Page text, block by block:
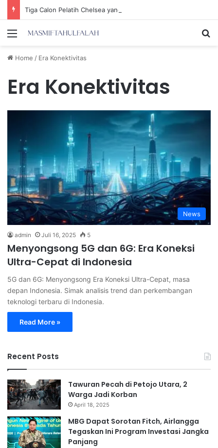
Menu
Home / Era Konektivitas
Era Konektivitas
News
admin Juli 16, 2025 5
Menyongsong 5G dan 6G: Era Koneksi
Ultra-Cepat di Indonesia
5G dan 6G: Menyongsong Era Koneksi Ultra-Cepat, masa
depan Indonesia. Simak analisis trend dan perkembangan
teknologi terbaru di Indonesia.
Read More »
Recent Posts
Tawuran Pecah di Petojo Utara, 2
Warga Jadi Korban
April 18, 2025
MBG Dapat Sorotan Fitch, Airlangga
Tegaskan Ini Program Investasi Jangka
Panjang